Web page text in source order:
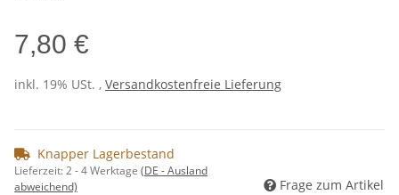
7,80 €
inkl. 19% USt. , Versandkostenfreie Lieferung
Knapper Lagerbestand
Lieferzeit:2 - 4 Werktage (DE - Ausland
abweichend)
Frage zum Artikel